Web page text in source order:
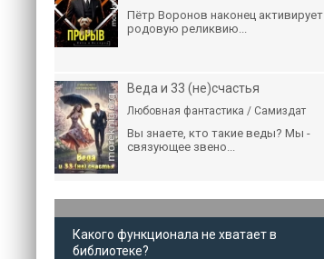
Пётр Воронов наконец активирует
родовую реликвию...
Веда и 33 (не)счастья
Любовная фантастика / Самиздат
Вы знаете, кто такие веды? Мы -
связующее звено...
Какого функционала не хватает в
библиотеке?